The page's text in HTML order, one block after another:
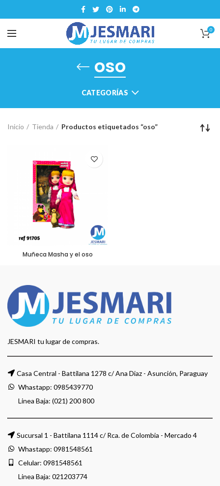
0
oso
CATEGORÍAS
Inicio Tienda Productos etiquetados “oso”
Muñeca Masha y el oso
JESMARI tu lugar de compras.
Casa Central - Battilana 1278 c/ Ana Diaz - Asunción, Paraguay
Whastapp: 0985439770
Linea Baja: (021) 200 800
Sucursal 1 - Battilana 1114 c/ Rca. de Colombia - Mercado 4
Whastapp: 0981548561
Celular: 0981548561
Linea Baja: 021203774